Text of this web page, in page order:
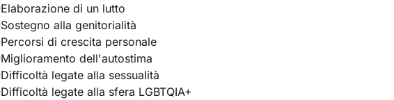
Elaborazione di un lutto
Sostegno alla genitorialità
Percorsi di crescita personale
Miglioramento dell'autostima
Difficoltà legate alla sessualità
Difficoltà legate alla sfera LGBTQIA+